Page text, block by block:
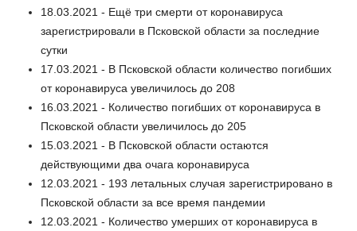
18.03.2021 - Ещё три смерти от коронавируса
зарегистрировали в Псковской области за последние
сутки
17.03.2021 - В Псковской области количество погибших
от коронавируса увеличилось до 208
16.03.2021 - Количество погибших от коронавируса в
Псковской области увеличилось до 205
15.03.2021 - В Псковской области остаются
действующими два очага коронавируса
12.03.2021 - 193 летальных случая зарегистрировано в
Псковской области за все время пандемии
12.03.2021 - Количество умерших от коронавируса в